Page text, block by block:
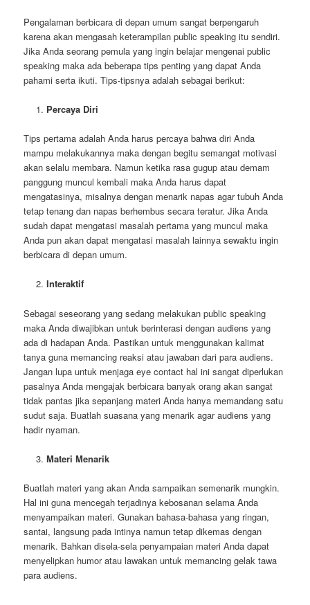
Pengalaman berbicara di depan umum sangat berpengaruh
karena akan mengasah keterampilan public speaking itu sendiri.
Jika Anda seorang pemula yang ingin belajar mengenai public
speaking maka ada beberapa tips penting yang dapat Anda
pahami serta ikuti. Tips-tipsnya adalah sebagai berikut:
Percaya Diri
Tips pertama adalah Anda harus percaya bahwa diri Anda
mampu melakukannya maka dengan begitu semangat motivasi
akan selalu membara. Namun ketika rasa gugup atau demam
panggung muncul kembali maka Anda harus dapat
mengatasinya, misalnya dengan menarik napas agar tubuh Anda
tetap tenang dan napas berhembus secara teratur. Jika Anda
sudah dapat mengatasi masalah pertama yang muncul maka
Anda pun akan dapat mengatasi masalah lainnya sewaktu ingin
berbicara di depan umum.
Interaktif
Sebagai seseorang yang sedang melakukan public speaking
maka Anda diwajibkan untuk berinterasi dengan audiens yang
ada di hadapan Anda. Pastikan untuk menggunakan kalimat
tanya guna memancing reaksi atau jawaban dari para audiens.
Jangan lupa untuk menjaga eye contact hal ini sangat diperlukan
pasalnya Anda mengajak berbicara banyak orang akan sangat
tidak pantas jika sepanjang materi Anda hanya memandang satu
sudut saja. Buatlah suasana yang menarik agar audiens yang
hadir nyaman.
Materi Menarik
Buatlah materi yang akan Anda sampaikan semenarik mungkin.
Hal ini guna mencegah terjadinya kebosanan selama Anda
menyampaikan materi. Gunakan bahasa-bahasa yang ringan,
santai, langsung pada intinya namun tetap dikemas dengan
menarik. Bahkan disela-sela penyampaian materi Anda dapat
menyelipkan humor atau lawakan untuk memancing gelak tawa
para audiens.